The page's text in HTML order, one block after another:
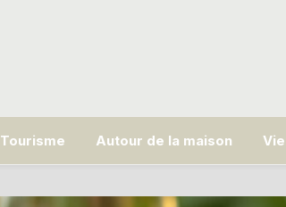
Tourisme Autour de la maison